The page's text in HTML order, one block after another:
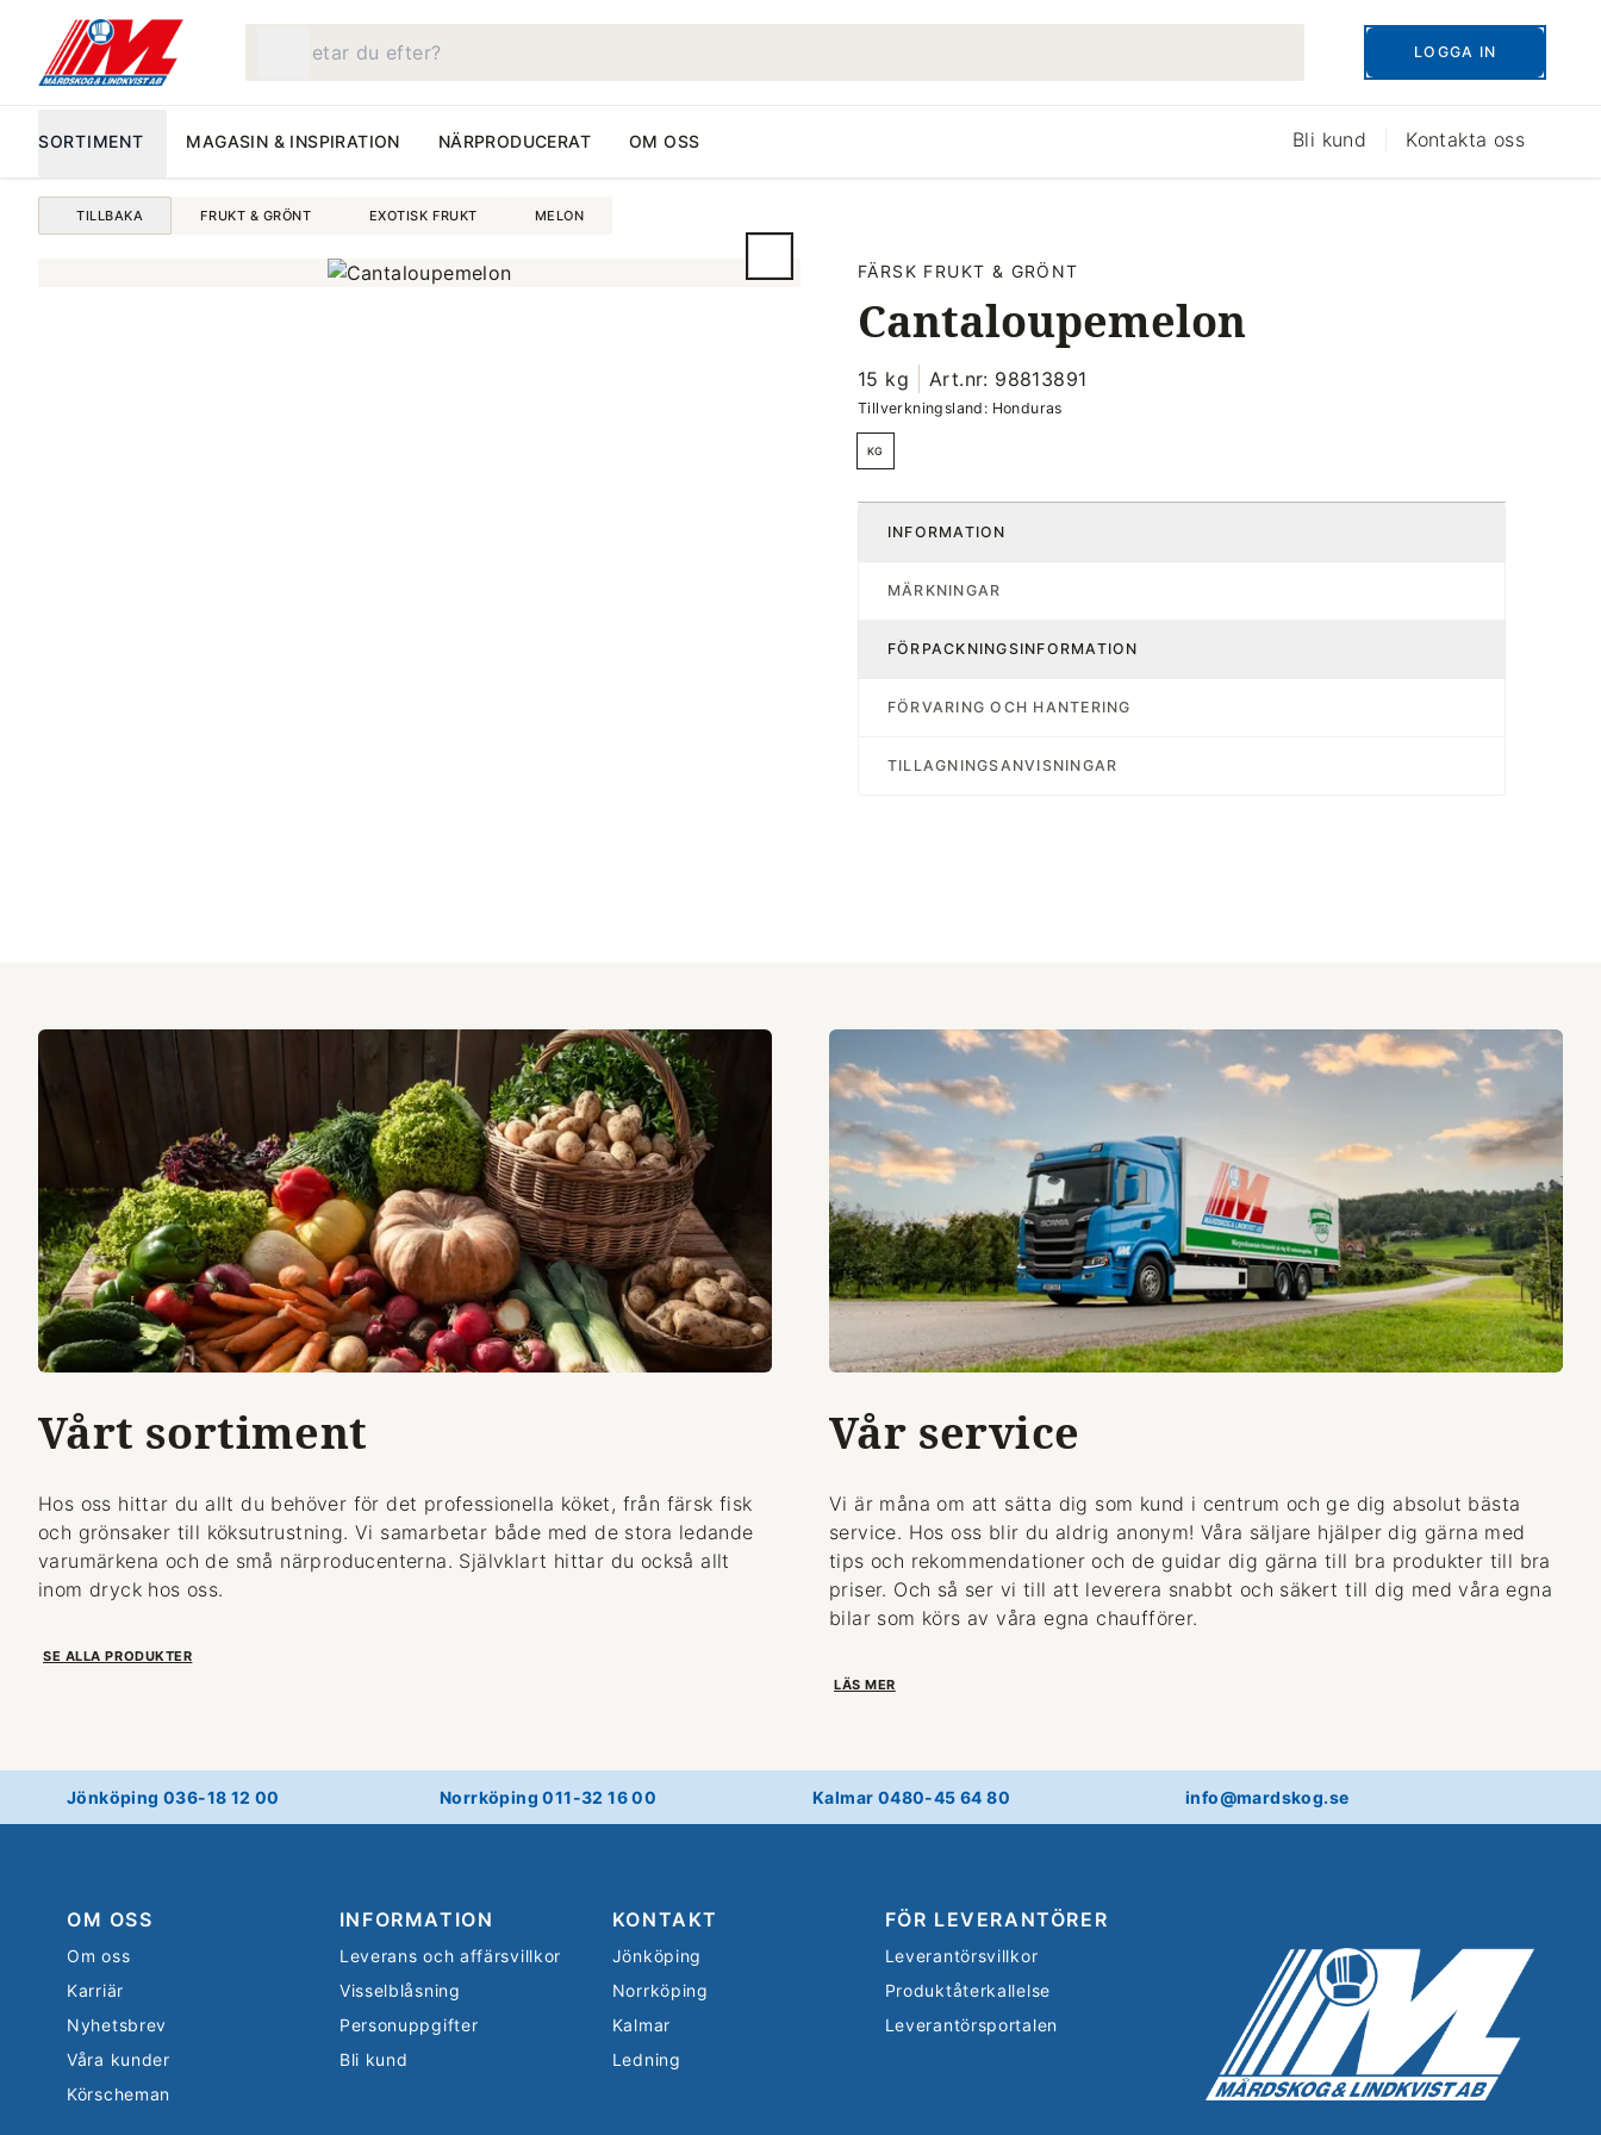
LOGGA IN
SORTIMENT MAGASIN & INSPIRATION NÄRPRODUCERAT OM OSS Bli kund Kontakta oss
TILLBAKA FRUKT & GRÖNT EXOTISK FRUKT MELON
FÄRSK FRUKT & GRÖNT
Cantaloupemelon
15 kg Art.nr: 98813891
Tillverkningsland: Honduras
KG
INFORMATION
MÄRKNINGAR
FÖRPACKNINGSINFORMATION
FÖRVARING OCH HANTERING
TILLAGNINGSANVISNINGAR
Vårt sortiment
Hos oss hittar du allt du behöver för det professionella köket, från färsk fisk
och grönsaker till köksutrustning. Vi samarbetar både med de stora ledande
varumärkena och de små närproducenterna. Självklart hittar du också allt
inom dryck hos oss.
SE ALLA PRODUKTER
Vår service
Vi är måna om att sätta dig som kund i centrum och ge dig absolut bästa
service. Hos oss blir du aldrig anonym! Våra säljare hjälper dig gärna med
tips och rekommendationer och de guidar dig gärna till bra produkter till bra
priser. Och så ser vi till att leverera snabbt och säkert till dig med våra egna
bilar som körs av våra egna chaufförer.
LÄS MER
Jönköping 036-18 12 00 Norrköping 011-32 16 00 Kalmar 0480-45 64 80 info@mardskog.se
OM OSS
Om oss
Karriär
Nyhetsbrev
Våra kunder
Körscheman
INFORMATION
Leverans och affärsvillkor
Visselblåsning
Personuppgifter
Bli kund
KONTAKT
Jönköping
Norrköping
Kalmar
Ledning
FÖR LEVERANTÖRER
Leverantörsvillkor
Produktåterkallelse
Leverantörsportalen